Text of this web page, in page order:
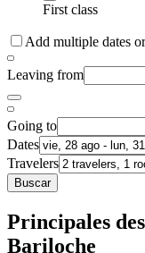
First class
Add multiple dates
Leaving from
Going to
Dates
Travelers
Buscar
Principales
Bariloche